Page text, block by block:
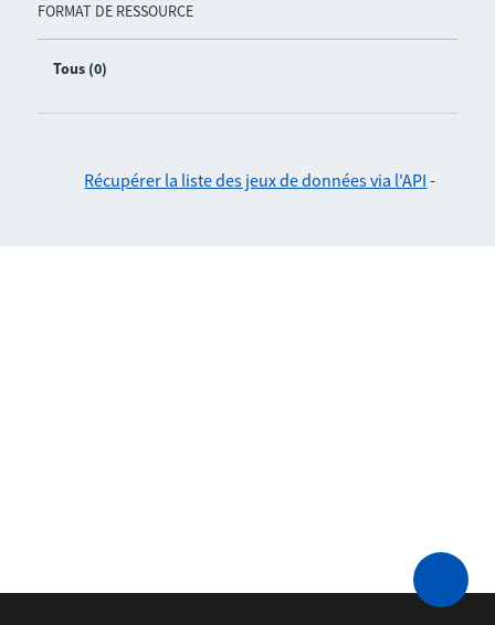
FORMAT DE RESSOURCE
Tous (0)
Récupérer la liste des jeux de données via l'API -